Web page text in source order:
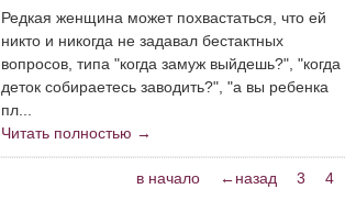
Редкая женщина может похвастаться, что ей
никто и никогда не задавал бестактных
вопросов, типа "когда замуж выйдешь?", "когда
деток собираетесь заводить?", "а вы ребенка
пл...
Читать полностью →
в начало ←назад 3 4